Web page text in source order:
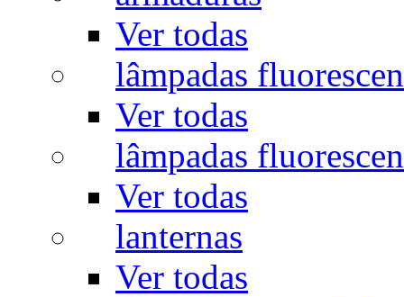
Ver todas
lâmpadas
Ver todas
lâmpadas
Ver todas
lanternas
Ver todas